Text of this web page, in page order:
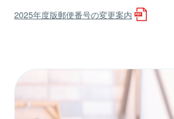
2025年度版郵便番号の変更案内